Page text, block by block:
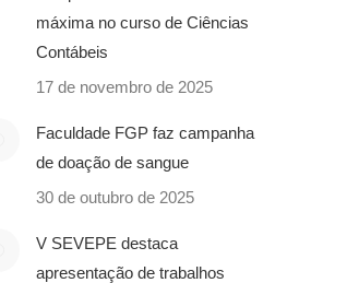
máxima no curso de Ciências
Contábeis
17 de novembro de 2025
Faculdade FGP faz campanha
de doação de sangue
30 de outubro de 2025
V SEVEPE destaca
apresentação de trabalhos